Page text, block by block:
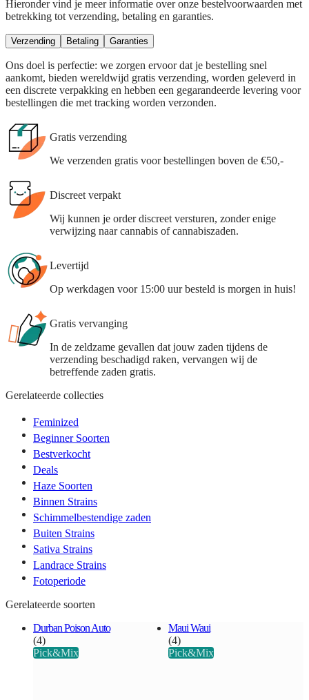
Hieronder vind je meer informatie over onze bestelvoorwaarden met
betrekking tot verzending, betaling en garanties.
Verzending Betaling Garanties
Ons doel is perfectie: we zorgen ervoor dat je bestelling snel
aankomt, bieden wereldwijd gratis verzending, worden geleverd in
een discrete verpakking en hebben een gegarandeerde levering voor
bestellingen die met tracking worden verzonden.
Gratis verzending
We verzenden gratis voor bestellingen boven de €50,-
Discreet verpakt
Wij kunnen je order discreet versturen, zonder enige
verwijzing naar cannabis of cannabiszaden.
Levertijd
Op werkdagen voor 15:00 uur besteld is morgen in huis!
Gratis vervanging
In de zeldzame gevallen dat jouw zaden tijdens de
verzending beschadigd raken, vervangen wij de
betreffende zaden gratis.
Gerelateerde collecties
Feminized
Beginner Soorten
Bestverkocht
Deals
Haze Soorten
Binnen Strains
Schimmelbestendige zaden
Buiten Strains
Sativa Strains
Landrace Strains
Fotoperiode
Gerelateerde soorten
Durban Poison Auto
(4)
Pick&Mix
Maui Waui
(4)
Pick&Mix